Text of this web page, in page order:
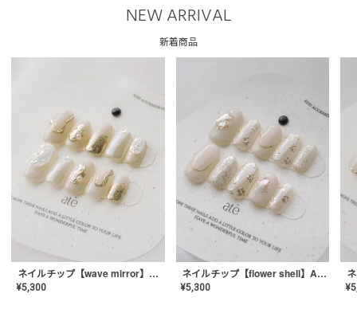
NEW ARRIVAL
新着商品
ネイルチップ【wave mirror】AE-CONA-04
¥5,300
ネイルチップ【flower shell】AE-CONA-03
¥5,300 ¥